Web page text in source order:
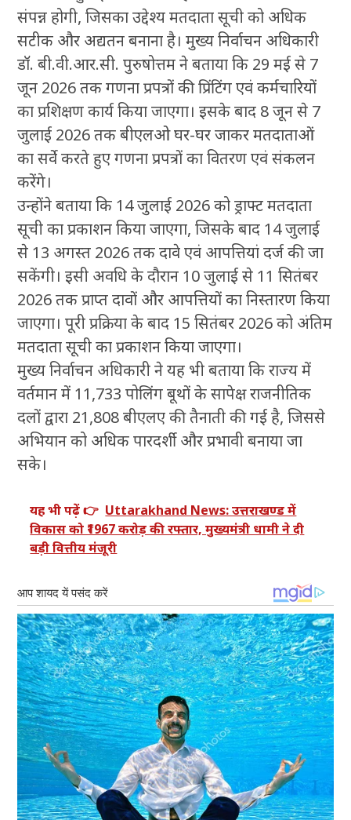
संपन्न होगी, जिसका उद्देश्य मतदाता सूची को अधिक
सटीक और अद्यतन बनाना है। मुख्य निर्वाचन अधिकारी
डॉ. बी.वी.आर.सी. पुरुषोत्तम ने बताया कि 29 मई से 7
जून 2026 तक गणना प्रपत्रों की प्रिंटिंग एवं कर्मचारियों
का प्रशिक्षण कार्य किया जाएगा। इसके बाद 8 जून से 7
जुलाई 2026 तक बीएलओ घर-घर जाकर मतदाताओं
का सर्वे करते हुए गणना प्रपत्रों का वितरण एवं संकलन
करेंगे।
उन्होंने बताया कि 14 जुलाई 2026 को ड्राफ्ट मतदाता
सूची का प्रकाशन किया जाएगा, जिसके बाद 14 जुलाई
से 13 अगस्त 2026 तक दावे एवं आपत्तियां दर्ज की जा
सकेंगी। इसी अवधि के दौरान 10 जुलाई से 11 सितंबर
2026 तक प्राप्त दावों और आपत्तियों का निस्तारण किया
जाएगा। पूरी प्रक्रिया के बाद 15 सितंबर 2026 को अंतिम
मतदाता सूची का प्रकाशन किया जाएगा।
मुख्य निर्वाचन अधिकारी ने यह भी बताया कि राज्य में
वर्तमान में 11,733 पोलिंग बूथों के सापेक्ष राजनीतिक
दलों द्वारा 21,808 बीएलए की तैनाती की गई है, जिससे
अभियान को अधिक पारदर्शी और प्रभावी बनाया जा
सके।
यह भी पढ़ें 👉 Uttarakhand News: उत्तराखण्ड में
विकास को ₹1967 करोड़ की रफ्तार, मुख्यमंत्री धामी ने दी
बड़ी वित्तीय मंजूरी